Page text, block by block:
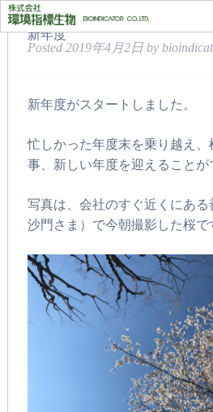
新年度
Posted 2019年4月2日 by
新年度がスタートしました。
忙しかった年度末を乗り越え
事、新しい年度を迎えることが
写真は、会社のすぐ近くにある
沙門さま）で今朝撮影した桜で